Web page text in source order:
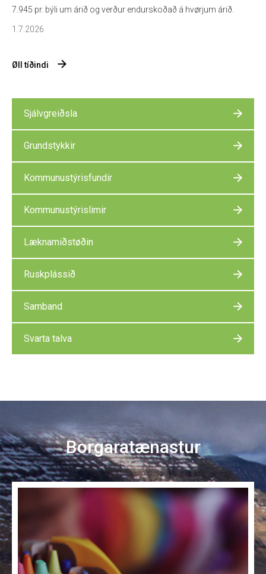
7.945 pr. býli um árið og verður endurskoðað á hvørjum árið.
1.7.2026
Øll tíðindi
Sjálvgreiðsla
Grundstykkir
Kommunustýrisfundir
Kommunustýrislimir
Læknamiðstøðin
Ruskplássið
Samband
Svarta talva
Borgaratænastur